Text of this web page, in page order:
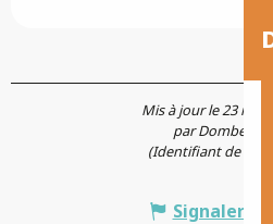
Mis à jour le 23 mai
par Dombes
(Identifiant de
Signaler